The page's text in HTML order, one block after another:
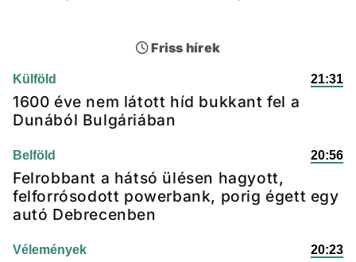
Friss hírek
Külföld 21:31
1600 éve nem látott híd bukkant fel a
Dunából Bulgáriában
Belföld 20:56
Felrobbant a hátsó ülésen hagyott,
felforrósodott powerbank, porig égett egy
autó Debrecenben
Vélemények 20:23